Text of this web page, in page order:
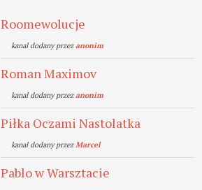
Roomewolucje
kanal dodany przezanonim
Roman Maximov
kanal dodany przezanonim
Piłka Oczami Nastolatka
kanal dodany przezMarcel
Pablo w Warsztacie